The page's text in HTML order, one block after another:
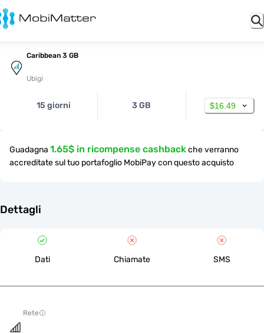
Caribbean 3 GB
Ubigi
15 giorni 3 GB $16.49
Guadagna 1.65$ in ricompense cashbackche verranno
accreditate sul tuo portafoglio MobiPay con questo acquisto
Dettagli
Dati Chiamate SMS
Rete